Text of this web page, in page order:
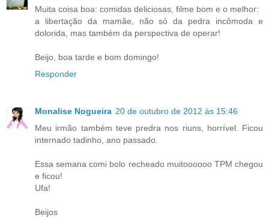
Muita coisa boa: comidas deliciosas, filme bom e o melhor:
a libertação da mamãe, não só da pedra incômoda e
dolorida, mas também da perspectiva de operar!
Beijo, boa tarde e bom domingo!
Responder
Monalise Nogueira 20 de outubro de 2012 às 15:46
Meu irmão também teve predra nos riuns, horrível. Ficou
internado tadinho, ano passado.
Essa semana comi bolo recheado muitoooooo TPM chegou
e ficou!
Ufa!
Beijos